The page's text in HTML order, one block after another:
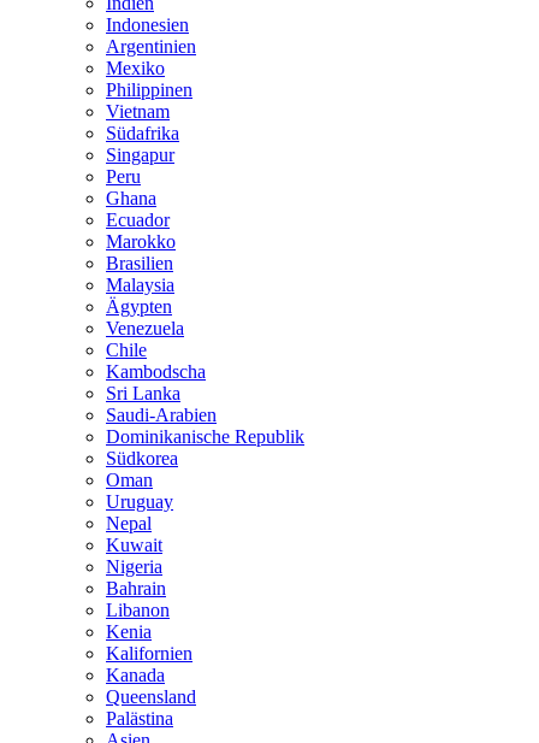
Indonesien
Argentinien
Mexiko
Philippinen
Vietnam
Südafrika
Singapur
Peru
Ghana
Ecuador
Marokko
Brasilien
Malaysia
Ägypten
Venezuela
Chile
Kambodscha
Sri Lanka
Saudi-Arabien
Dominikanische Republik
Südkorea
Oman
Uruguay
Nepal
Kuwait
Nigeria
Bahrain
Libanon
Kenia
Kalifornien
Kanada
Queensland
Palästina